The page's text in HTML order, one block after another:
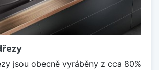
jsou obecně vyráběny z cca 80%